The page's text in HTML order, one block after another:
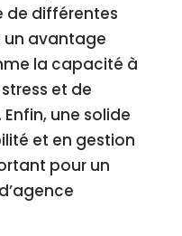
de différentes
un avantage
la capacité à
et de
une solide
et en gestion
pour un